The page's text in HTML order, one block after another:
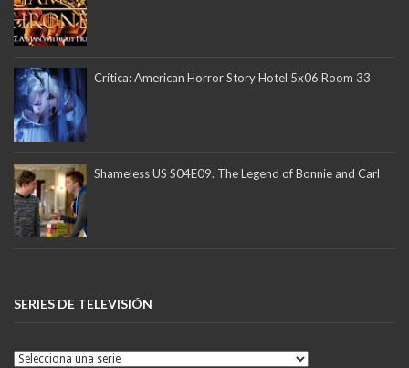
Crítica: American Horror Story Hotel 5x06 Room 33
Shameless US S04E09. The Legend of Bonnie and Carl
SERIES DE TELEVISIÓN